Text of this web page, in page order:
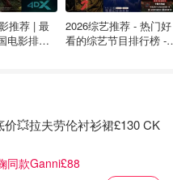
推荐 | 最
电影排行
2026综艺推荐 - 热门好
看的综艺节目排行榜 -
价💥拉夫劳伦衬衫裙£130 CK
同款Ganni£88